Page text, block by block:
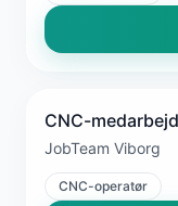
CNC-
JobTeam Viborg
CNC-operatør